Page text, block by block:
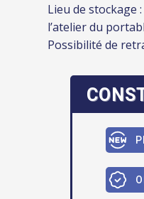
Lieu de stockage :
l’atelier du
Possibilité de